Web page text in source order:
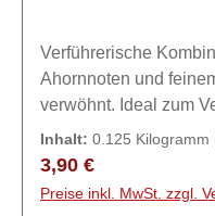
Verführerische
Ahornnoten und
verwöhnt. Ideal zum
Pfannkuchen oder als
Tee.Zutaten83%
Inhalt: 0.125 Kilogramm
Regulärer Preis:
3,90 €
Preise inkl. MwSt. zzgl.